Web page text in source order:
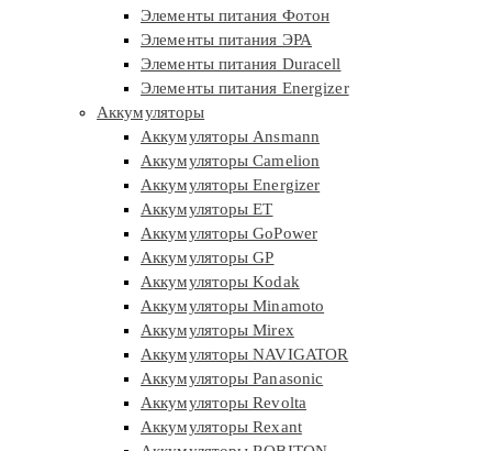
Элементы питания Фотон
Элементы питания ЭРА
Элементы питания Duracell
Элементы питания Energizer
Аккумуляторы
Аккумуляторы Ansmann
Аккумуляторы Camelion
Аккумуляторы Energizer
Аккумуляторы ET
Аккумуляторы GoPower
Аккумуляторы GP
Аккумуляторы Kodak
Аккумуляторы Minamoto
Аккумуляторы Mirex
Аккумуляторы NAVIGATOR
Аккумуляторы Panasonic
Аккумуляторы Revolta
Аккумуляторы Rexant